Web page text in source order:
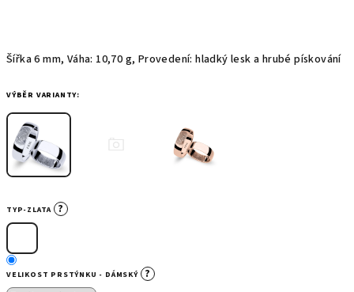
Šířka 6 mm, Váha: 10,70 g, Provedení: hladký lesk a hrubé pískování
VÝBĚR VARIANTY:
TYP-ZLATA ?
VELIKOST PRSTÝNKU - DÁMSKÝ ?